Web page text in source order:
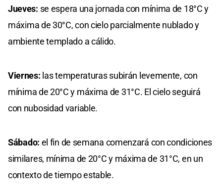
Jueves: se espera una jornada con mínima de 18°C y
máxima de 30°C, con cielo parcialmente nublado y
ambiente templado a cálido.
Viernes: las temperaturas subirán levemente, con
mínima de 20°C y máxima de 31°C. El cielo seguirá
con nubosidad variable.
Sábado: el fin de semana comenzará con condiciones
similares, mínima de 20°C y máxima de 31°C, en un
contexto de tiempo estable.